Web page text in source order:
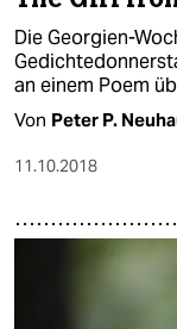
Die Georgien-
an einem Poem
Von Peter P.
11.10.2018